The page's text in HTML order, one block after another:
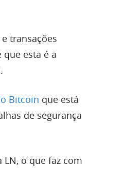
transações
esta é a
Bitcoin que está
de segurança
o que faz com